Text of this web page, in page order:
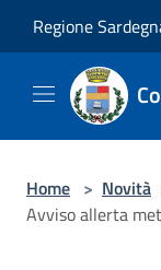
Regione
Home > Novità
Avviso allerta